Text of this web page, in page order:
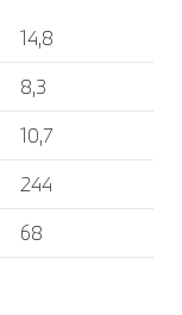
14,8
8,3
10,7
244
68